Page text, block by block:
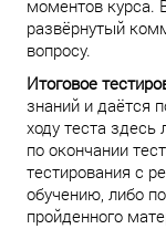
моментов курса.
развёрнутый
вопросу.
Итоговое
знаний и даётся
ходу теста здесь
по окончании
тестирования с
обучению, либо
пройденного